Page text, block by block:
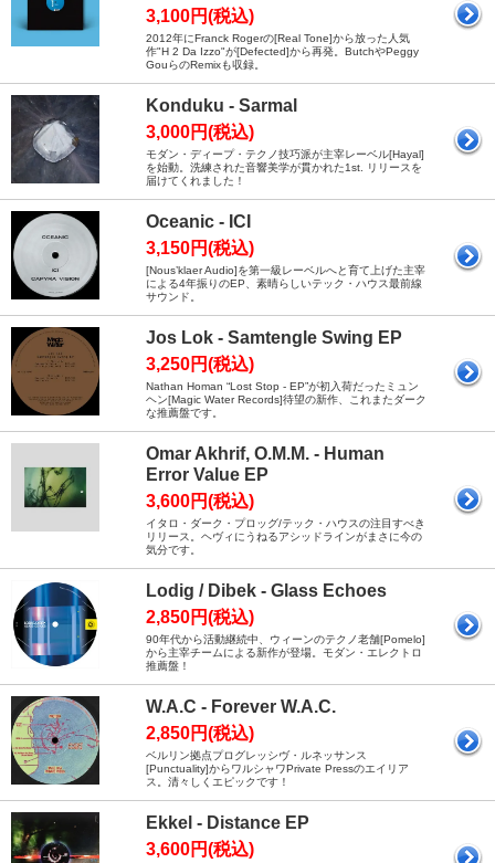
3,100円(税込)
2012年にFranck Rogerの[Real Tone]から放った人気
作"H 2 Da Izzo"が[Defected]から再発。ButchやPeggy
GouらのRemixも収録。
Konduku - Sarmal
3,000円(税込)
モダン・ディープ・テクノ技巧派が主宰レーベル[Hayal]
を始動。洗練された音響美学が貫かれた1st. リリースを
届けてくれました！
Oceanic - ICI
3,150円(税込)
[Nous’klaer Audio]を第一級レーベルへと育て上げた主宰
による4年振りのEP、素晴らしいテック・ハウス最前線
サウンド。
Jos Lok - Samtengle Swing EP
3,250円(税込)
Nathan Homan “Lost Stop - EP”が初入荷だったミュン
ヘン[Magic Water Records]待望の新作、これまたダーク
な推薦盤です。
Omar Akhrif, O.M.M. - Human
Error Value EP
3,600円(税込)
イタロ・ダーク・プロッグ/テック・ハウスの注目すべき
リリース。ヘヴィにうねるアシッドラインがまさに今の
気分です。
Lodig / Dibek - Glass Echoes
2,850円(税込)
90年代から活動継続中、ウィーンのテクノ老舗[Pomelo]
から主宰チームによる新作が登場。モダン・エレクトロ
推薦盤！
W.A.C - Forever W.A.C.
2,850円(税込)
ベルリン拠点プログレッシヴ・ルネッサンス
[Punctuality]からワルシャワPrivate Pressのエイリア
ス。清々しくエピックです！
Ekkel - Distance EP
3,600円(税込)